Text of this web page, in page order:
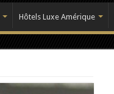
Hôtels Luxe Amérique